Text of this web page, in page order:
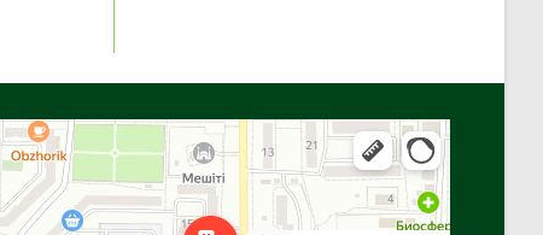
Алга
Улица Байтурсынова, 16 — Яндекс Карты